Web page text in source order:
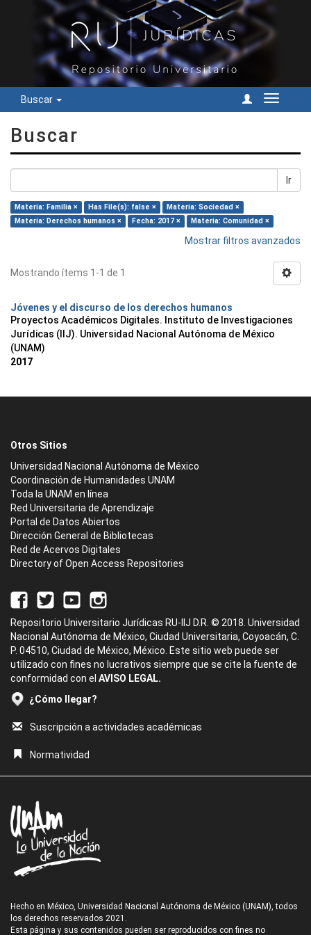
Buscar
Cambiar
Buscar
Ir
Materia: Familia × Has File(s): false ×
Materia: Sociedad ×
Materia: Derechos humanos ×
Fecha: 2017 × Materia: Comunidad ×
Mostrar filtros avanzados
Mostrando ítems 1-1 de 1
Jóvenes y el discurso de los derechos humanos
Proyectos Académicos Digitales. Instituto de Investigaciones
Jurídicas (IIJ). Universidad Nacional Autónoma de México
(UNAM)
2017
Otros Sitios
Universidad Nacional Autónoma de México
Coordinación de Humanidades UNAM
Toda la UNAM en línea
Red Universitaria de Aprendizaje
Portal de Datos Abiertos
Dirección General de Bibliotecas
Red de Acervos Digitales
Directory of Open Access Repositories
Repositorio Universitario Jurídicas RU-IIJ D.R. © 2018. Universidad
Nacional Autónoma de México, Ciudad Universitaria, Coyoacán, C.
P. 04510, Ciudad de México, México. Este sitio web puede ser
utilizado con fines no lucrativos siempre que se cite la fuente de
conformidad con el AVISO LEGAL.
¿Cómo llegar?
Suscripción a actividades académicas
Normatividad
Hecho en México, Universidad Nacional Autónoma de México (UNAM), todos
los derechos reservados 2021.
Esta página y sus contenidos pueden ser reproducidos con fines no